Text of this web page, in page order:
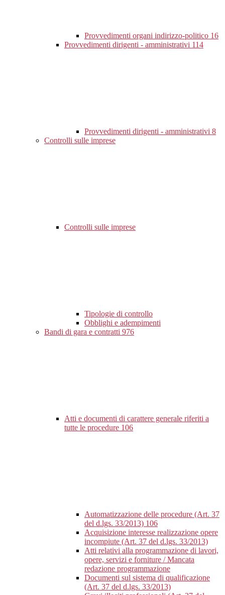
Provvedimenti organi indirizzo-politico 16
Provvedimenti dirigenti - amministrativi 114
Provvedimenti dirigenti - amministrativi 8
Controlli sulle imprese
Controlli sulle imprese
Tipologie di controllo
Obblighi e adempimenti
Bandi di gara e contratti 976
Atti e documenti di carattere generale riferiti a
tutte le procedure 106
Automatizzazione delle procedure (Art. 37
del d.lgs. 33/2013) 106
Acquisizione interesse realizzazione opere
incompiute (Art. 37 del d.lgs. 33/2013)
Atti relativi alla programmazione di lavori,
opere, servizi e forniture / Mancata
redazione programmazione
Documenti sul sistema di qualificazione
(Art. 37 del d.lgs. 33/2013)